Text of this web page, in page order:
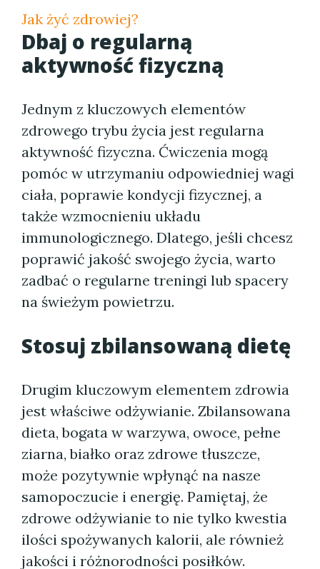
Jak żyć zdrowiej?
Dbaj o regularną
aktywność fizyczną
Jednym z kluczowych elementów
zdrowego trybu życia jest regularna
aktywność fizyczna. Ćwiczenia mogą
pomóc w utrzymaniu odpowiedniej wagi
ciała, poprawie kondycji fizycznej, a
także wzmocnieniu układu
immunologicznego. Dlatego, jeśli chcesz
poprawić jakość swojego życia, warto
zadbać o regularne treningi lub spacery
na świeżym powietrzu.
Stosuj zbilansowaną dietę
Drugim kluczowym elementem zdrowia
jest właściwe odżywianie. Zbilansowana
dieta, bogata w warzywa, owoce, pełne
ziarna, białko oraz zdrowe tłuszcze,
może pozytywnie wpłynąć na nasze
samopoczucie i energię. Pamiętaj, że
zdrowe odżywianie to nie tylko kwestia
ilości spożywanych kalorii, ale również
jakości i różnorodności posiłków.